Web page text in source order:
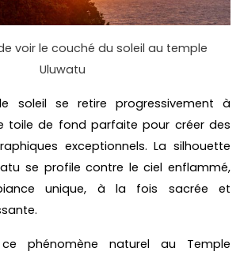
voir le couché du soleil au temple
Uluwatu
soleil se retire progressivement à
toile de fond parfaite pour créer des
exceptionnels. La silhouette
se profile contre le ciel enflammé,
unique, à la fois sacrée et
phénomène naturel au Temple